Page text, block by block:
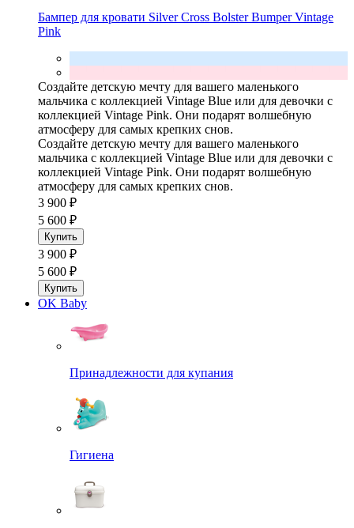
Бампер для кровати Silver Cross Bolster Bumper Vintage
Pink
Создайте детскую мечту для вашего маленького
мальчика с коллекцией Vintage Blue или для девочки с
коллекцией Vintage Pink. Они подарят волшебную
атмосферу для самых крепких снов.
Создайте детскую мечту для вашего маленького
мальчика с коллекцией Vintage Blue или для девочки с
коллекцией Vintage Pink. Они подарят волшебную
атмосферу для самых крепких снов.
3 900 ₽
5 600 ₽
Купить
3 900 ₽
5 600 ₽
Купить
OK Baby
Принадлежности для купания
Гигиена